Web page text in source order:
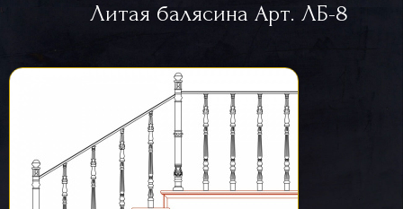
Литая балясина Арт. ЛБ-8